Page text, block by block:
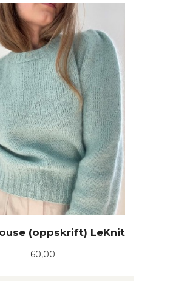
(oppskrift) LeKnit
Pris
60,00